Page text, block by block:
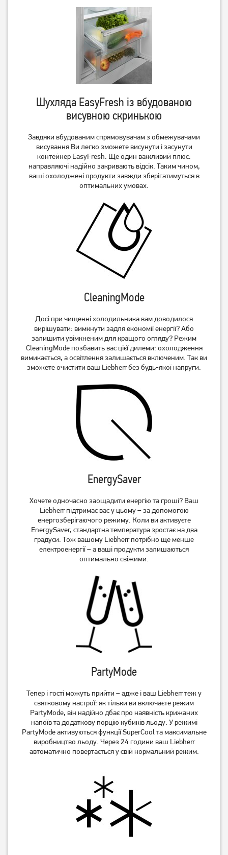
Шухляда EasyFresh із вбудованою
висувною скринькою
Завдяки вбудованим спрямовувачам з обмежувачами
висування Ви легко зможете висунути і засунути
контейнер EasyFresh. Ще один важливий плюс:
направляючі надійно закривають відсік. Таким чином,
ваші охолоджені продукти завжди зберігатимуться в
оптимальних умовах.
CleaningMode
Досі при чищенні холодильника вам доводилося
вирішувати: вимкнути задля економії енергії? Або
залишити увімкненим для кращого огляду? Режим
CleaningMode позбавить вас цієї дилеми: охолодження
вимикається, а освітлення залишається включеним. Так ви
зможете очистити ваш Liebherr без будь-якої напруги.
EnergySaver
Хочете одночасно заощадити енергію та гроші? Ваш
Liebherr підтримає вас у цьому – за допомогою
енергозберігаючого режиму. Коли ви активуєте
EnergySaver, стандартна температура зростає на два
градуси. Тож вашому Liebherr потрібно ще менше
електроенергії – а ваші продукти залишаються
оптимально свіжими.
PartyMode
Тепер і гості можуть прийти – адже і ваш Liebherr теж у
святковому настрої: як тільки ви включаєте режим
PartyMode, він надійно дбає про наявність крижаних
напоїв та додаткову порцію кубиків льоду. У режимі
PartyMode активуються функції SuperCool та максимальне
виробництво льоду. Через 24 години ваш Liebherr
автоматично повертається у свій нормальний режим.